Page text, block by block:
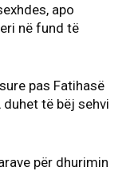
apo
në fund të
pas Fatihasë
duhet të bëj sehvi
për dhurimin